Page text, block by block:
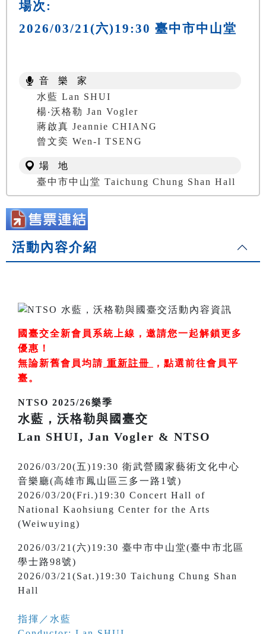
場次:
2026/03/21(六)19:30 臺中市中山堂
音 樂 家
水藍 Lan SHUI
楊‧沃格勒 Jan Vogler
蔣啟真 Jeannie CHIANG
曾文奕 Wen-I TSENG
場 地
臺中市中山堂 Taichung Chung Shan Hall
活動內容介紹
國臺交全新會員系統上線，邀請您一起解鎖更多
優惠！
無論新舊會員均請 重新註冊 ， 點選前往會員平
臺。
NTSO 2025/26樂季
水藍，沃格勒與國臺交
Lan SHUI, Jan Vogler & NTSO
2026/03/20(五)19:30 衛武營國家藝術文化中心
音樂廳(高雄市鳳山區三多一路1號)
2026/03/20(Fri.)19:30 Concert Hall of
National Kaohsiung Center for the Arts
(Weiwuying)
2026/03/21(六)19:30 臺中市中山堂(臺中市北區
學士路98號)
2026/03/21(Sat.)19:30 Taichung Chung Shan
Hall
指揮／水藍